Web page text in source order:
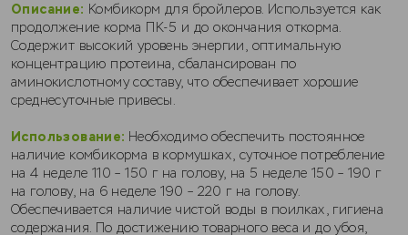
Описание: Комбикорм для бройлеров. Используется как
продолжение корма ПК-5 и до окончания откорма.
Содержит высокий уровень энергии, оптимальную
концентрацию протеина, сбалансирован по
аминокислотному составу, что обеспечивает хорошие
среднесуточные привесы.
Использование: Необходимо обеспечить постоянное
наличие комбикорма в кормушках, суточное потребление
на 4 неделе 110 – 150 г на голову, на 5 неделе 150 – 190 г
на голову, на 6 неделе 190 – 220 г на голову.
Обеспечивается наличие чистой воды в поилках, гигиена
содержания. По достижению товарного веса и до убоя,